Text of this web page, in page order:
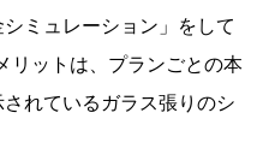
ミュレーション」をして
リットは、プランごとの本
れているガラス張りのシ